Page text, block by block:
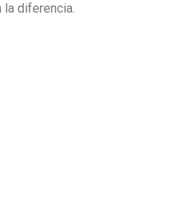
la diferencia.